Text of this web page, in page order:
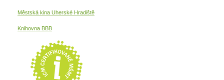
Městská kina Uherské Hradiště
Knihovna BBB